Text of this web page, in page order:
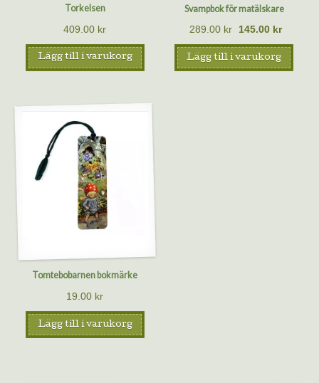
Torkelsen
409.00 kr
Lägg till i varukorg
Svampbok för matälskare
289.00 kr 145.00 kr
Lägg till i varukorg
Tomtebobarnen bokmärke
19.00 kr
Lägg till i varukorg